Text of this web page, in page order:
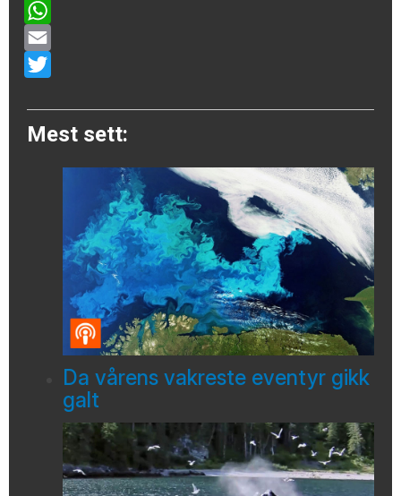
Messenger
WhatsApp
Email
Mest sett:
Da vårens vakreste eventyr gikk
galt